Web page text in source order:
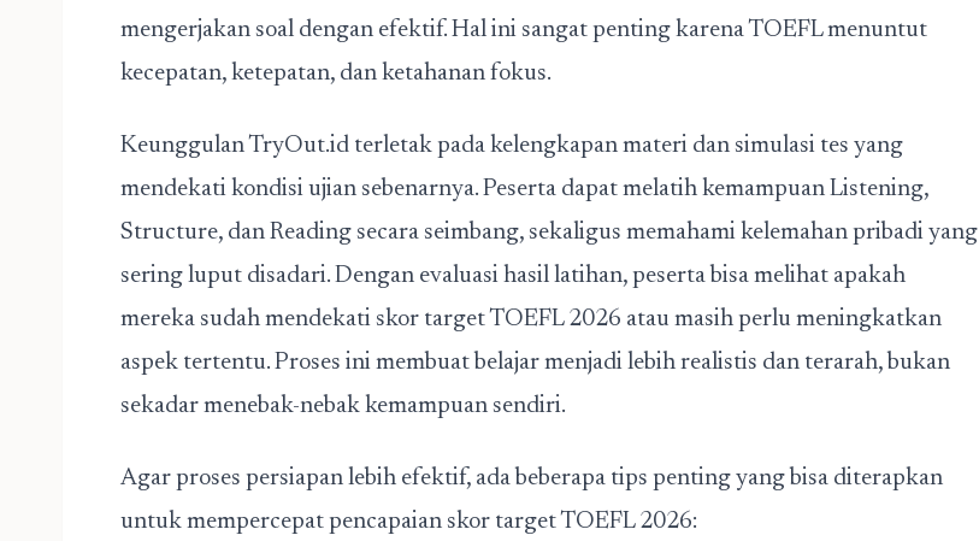
mengerjakan soal dengan efektif. Hal ini sangat penting karena TOEFL menuntut
kecepatan, ketepatan, dan ketahanan fokus.
Keunggulan TryOut.id terletak pada kelengkapan materi dan simulasi tes yang
mendekati kondisi ujian sebenarnya. Peserta dapat melatih kemampuan Listening,
Structure, dan Reading secara seimbang, sekaligus memahami kelemahan pribadi yang
sering luput disadari. Dengan evaluasi hasil latihan, peserta bisa melihat apakah
mereka sudah mendekati skor target TOEFL 2026 atau masih perlu meningkatkan
aspek tertentu. Proses ini membuat belajar menjadi lebih realistis dan terarah, bukan
sekadar menebak-nebak kemampuan sendiri.
Agar proses persiapan lebih efektif, ada beberapa tips penting yang bisa diterapkan
untuk mempercepat pencapaian skor target TOEFL 2026: